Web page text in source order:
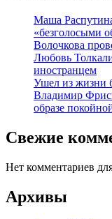
Маша
«безголосыми
Волочкова
Любовь
иностранцем
Ушел из жизни
Владимир
образе
Свежие
Нет комментариев
Архивы